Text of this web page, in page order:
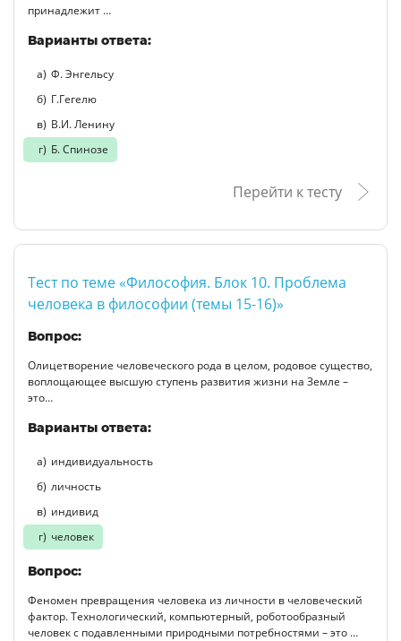
принадлежит …
Варианты ответа:
Ф. Энгельсу
Г.Гегелю
В.И. Ленину
Б. Спинозе
Перейти к тесту
Тест по теме «Философия. Блок 10. Проблема
человека в философии (темы 15-16)»
Вопрос:
Олицетворение человеческого рода в целом, родовое существо,
воплощающее высшую ступень развития жизни на Земле –
это…
Варианты ответа:
индивидуальность
личность
индивид
человек
Вопрос:
Феномен превращения человека из личности в человеческий
фактор. Технологический, компьютерный, роботообразный
человек с подавленными природными потребностями – это …